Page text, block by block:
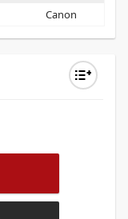
Canon